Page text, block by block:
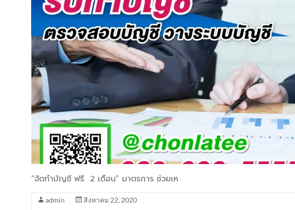
“จัดทำบัญชี ฟรี 2 เดือน” มาตรการ ช่วยเห
admin
สิงหาคม 22, 2020